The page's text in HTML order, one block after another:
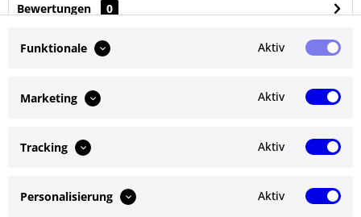
Bewertungen
0
Kunden haben sich ebenfalls angesehen
Service Hotline
Funktionale Aktiv
Marketing Aktiv
Tracking Aktiv
Personalisierung Aktiv